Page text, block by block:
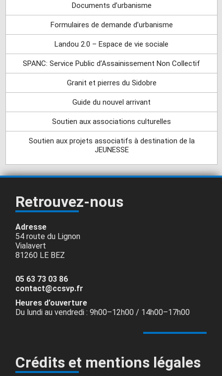
Documents d’urbanisme
Formulaires de demande d’urbanisme
Landou 2.0 – Espace de vie sociale
SPANC: Service Public d’Assainissement Non Collectif
Granit et pierres du Sidobre
Guide du nouvel arrivant
Soutien aux associations culturelles
Soutien aux projets associatifs à destination de la
JEUNESSE
Retrouvez-nous
Adresse
54 route du Lignon
Vialavert
81260 LE BEZ
05 63 73 03 86
contact@ccsvp.fr
Heures d’ouverture
Du lundi au vendredi : 9h00–12h00 / 14h00–17h00
Crédits et mentions légales